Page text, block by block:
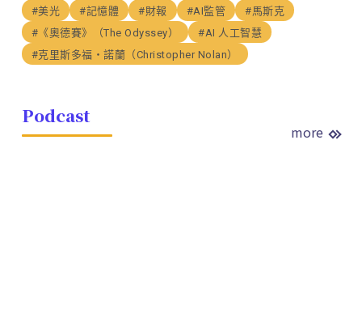
#美光
#記憶體 #財報 #AI監管
#馬斯克
#《奧德賽》（The Odyssey）
#AI 人工智慧
#克里斯多福・諾蘭（Christopher Nolan）
Podcast
more